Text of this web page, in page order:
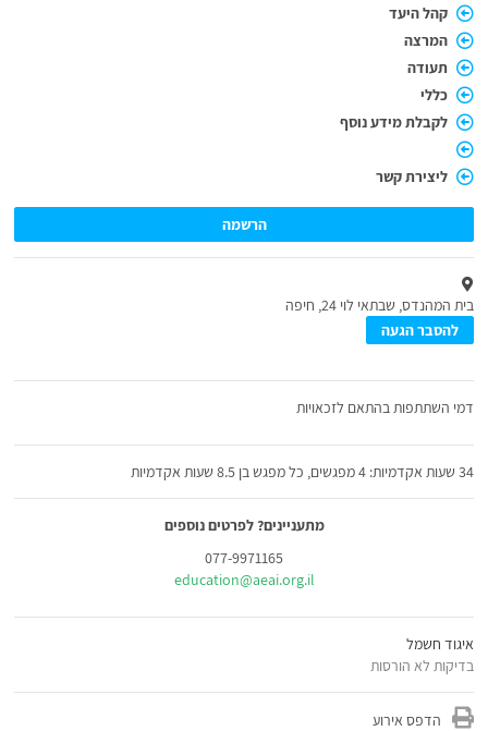
קהל היעד
המרצה
תעודה
כללי
לקבלת מידע נוסף
ליצירת קשר
הרשמה
בית המהנדס, שבתאי לוי 24, חיפה
להסבר הגעה
דמי השתתפות בהתאם לזכאויות
34 שעות אקדמיות: 4 מפגשים, כל מפגש בן 8.5 שעות אקדמיות
מתעניינים? לפרטים נוספים
077-9971165
education@aeai.org.il
איגוד חשמל
בדיקות לא הורסות
הדפס אירוע